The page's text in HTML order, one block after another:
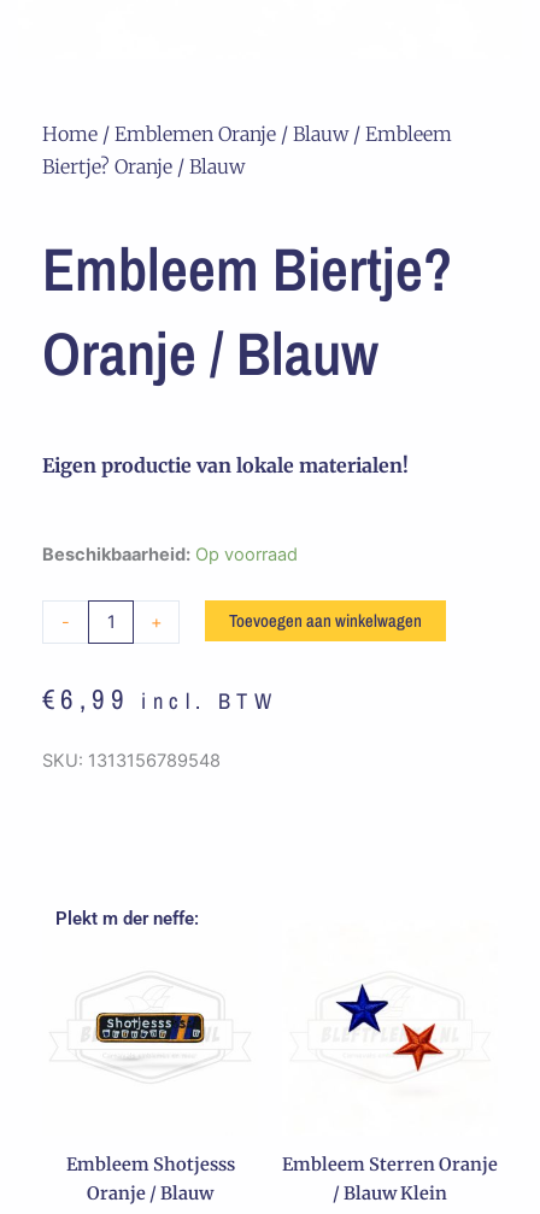
Home / Emblemen Oranje / Blauw/ Embleem
Biertje? Oranje / Blauw
Embleem Biertje?
Oranje / Blauw
Eigen productie van lokale materialen!
Beschikbaarheid: Op voorraad
-
Embleem
/
aantal
+ Toevoegen aan winkelwagen
€6,99 incl. BTW
SKU: 1313156789548
Plekt m der neffe:
Embleem Shotjesss
Oranje / Blauw
Embleem Sterren Oranje
/ Blauw Klein